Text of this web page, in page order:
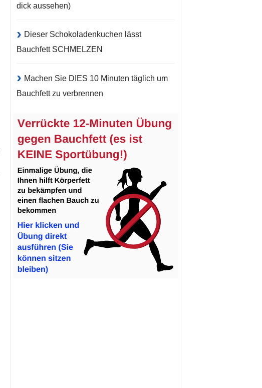
dick aussehen)
Dieser Schokoladenkuchen lässt
Bauchfett SCHMELZEN
Machen Sie DIES 10 Minuten täglich um
Bauchfett zu verbrennen